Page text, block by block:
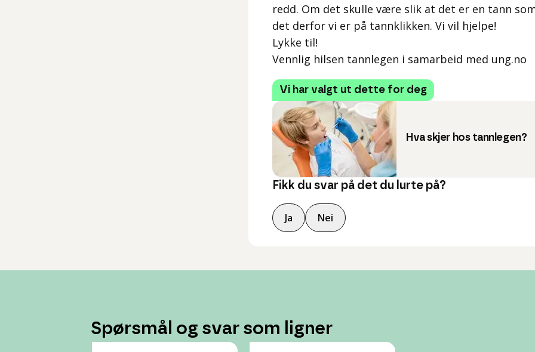
redd. Om det skulle være slik at det er en tann
det derfor vi er på tannklikken. Vi vil hjelpe!
Lykke til!
Vennlig hilsen tannlegen i samarbeid med ung.no
Vi har valgt ut dette for deg
Hva skjer hos tannlegen?
Fikk du svar på det du lurte på?
Ja Nei
Spørsmål og svar som ligner